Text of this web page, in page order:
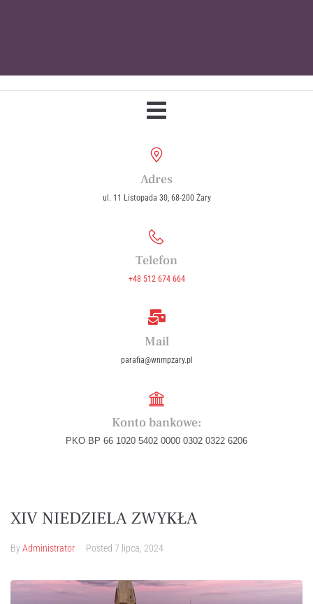
Adres
ul. 11 Listopada 30, 68-200 Żary
Telefon
+48 512 674 664
Mail
parafia@wnmpzary.pl
Konto bankowe:
PKO BP 66 1020 5402 0000 0302 0322 6206
XIV NIEDZIELA ZWYKŁA
ByAdministrator Posted 7 lipca, 2024